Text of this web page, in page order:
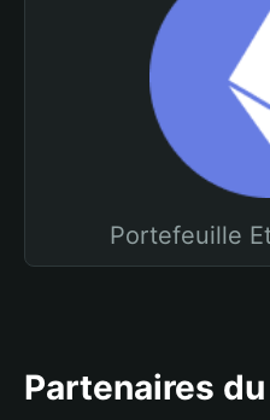
Portefeuille
Partenaires